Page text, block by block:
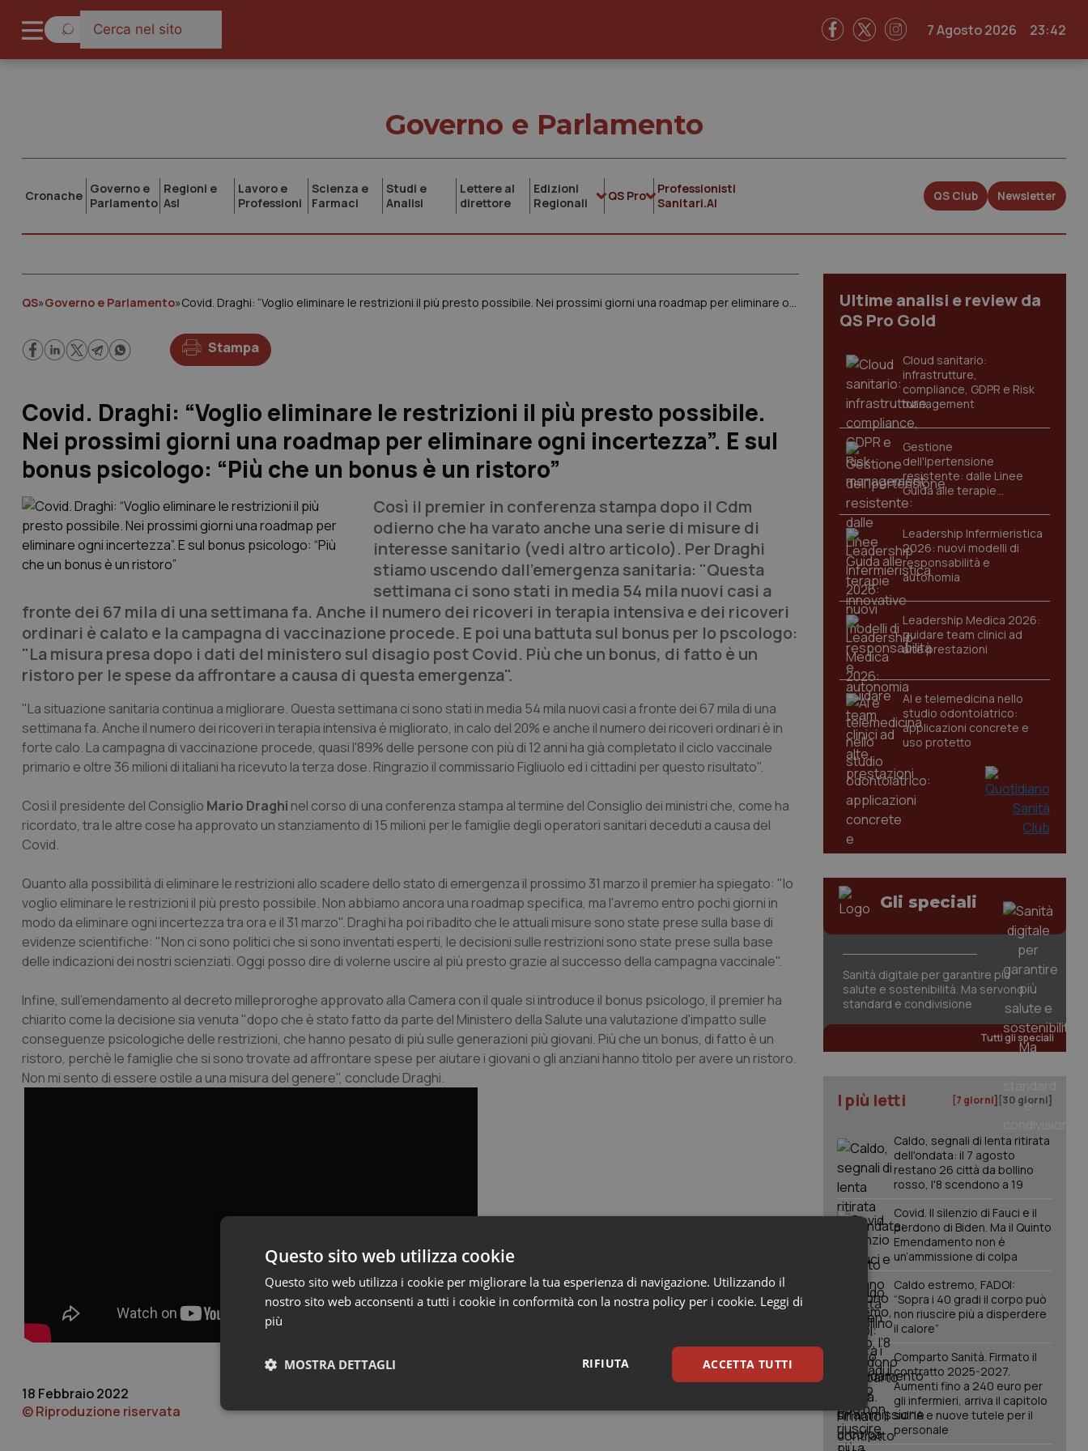
7 Agosto 2026 23:42
Governo e Parlamento
Cronache Governo e
Parlamento
Regioni e
Asl
Lavoro e
Professioni
Scienza e
Farmaci
Studi e
Analisi
Lettere al
direttore
Edizioni
Regionali
QS Pro
Professionisti
Sanitari.AI
QS Club Newsletter
QS»Governo e Parlamento» Covid. Draghi: “Voglio eliminare le restrizioni il più presto possibile. Nei prossimi giorni una roadmap per eliminare ogni incertezza”. E sul bonus psicologo: “Più che un bonus è un ristoro”
Stampa
Covid. Draghi: “Voglio eliminare le restrizioni il più presto possibile.
Nei prossimi giorni una roadmap per eliminare ogni incertezza”. E sul
bonus psicologo: “Più che un bonus è un ristoro”
Così il premier in conferenza stampa dopo il Cdm
odierno che ha varato anche una serie di misure di
interesse sanitario (vedi altro articolo). Per Draghi
stiamo uscendo dall'emergenza sanitaria: "Questa
settimana ci sono stati in media 54 mila nuovi casi a
fronte dei 67 mila di una settimana fa. Anche il numero dei ricoveri in terapia intensiva e dei ricoveri
ordinari è calato e la campagna di vaccinazione procede. E poi una battuta sul bonus per lo pscologo:
"La misura presa dopo i dati del ministero sul disagio post Covid. Più che un bonus, di fatto è un
ristoro per le spese da affrontare a causa di questa emergenza".
"La situazione sanitaria continua a migliorare. Questa settimana ci sono stati in media 54 mila nuovi casi a fronte dei 67 mila di una
settimana fa. Anche il numero dei ricoveri in terapia intensiva è migliorato, in calo del 20% e anche il numero dei ricoveri ordinari è in
forte calo. La campagna di vaccinazione procede, quasi l'89% delle persone con più di 12 anni ha già completato il ciclo vaccinale
primario e oltre 36 milioni di italiani ha ricevuto la terza dose. Ringrazio il commissario Figliuolo ed i cittadini per questo risultato".
Così il presidente del Consiglio Mario Draghi nel corso di una conferenza stampa al termine del Consiglio dei ministri che, come ha
ricordato, tra le altre cose ha approvato un stanziamento di 15 milioni per le famiglie degli operatori sanitari deceduti a causa del
Covid.
Quanto alla possibilità di eliminare le restrizioni allo scadere dello stato di emergenza il prossimo 31 marzo il premier ha spiegato: "Io
voglio eliminare le restrizioni il più presto possibile. Non abbiamo ancora una roadmap specifica, ma l'avremo entro pochi giorni in
modo da eliminare ogni incertezza tra ora e il 31 marzo". Draghi ha poi ribadito che le attuali misure sono state prese sulla base di
evidenze scientifiche: "Non ci sono politici che si sono inventati esperti, le decisioni sulle restrizioni sono state prese sulla base
delle indicazioni dei nostri scienziati. Oggi posso dire di volerne uscire al più presto grazie al successo della campagna vaccinale".
Infine, sull'emendamento al decreto milleproroghe approvato alla Camera con il quale si introduce il bonus psicologo, il premier ha
chiarito come la decisione sia venuta "dopo che è stato fatto da parte del Ministero della Salute una valutazione d'impatto sulle
conseguenze psicologiche delle restrizioni, che hanno pesato di più sulle generazioni più giovani. Più che un bonus, di fatto è un
ristoro, perchè le famiglie che si sono trovate ad affrontare spese per aiutare i giovani o gli anziani hanno titolo per avere un ristoro.
Non mi sento di essere ostile a una misura del genere", conclude Draghi.
18 Febbraio 2022
© Riproduzione riservata
Ultime analisi e review da
QS Pro Gold
Cloud sanitario:
infrastrutture,
compliance, GDPR e Risk
management
Gestione
dell'Ipertensione
resistente: dalle Linee
Guida alle terapie
innovative
Leadership Infermieristica
2026: nuovi modelli di
responsabilità e
autonomia
Leadership Medica 2026:
guidare team clinici ad
alte prestazioni
AI e telemedicina nello
studio odontoiatrico:
applicazioni concrete e
uso protetto
Gli speciali
Sanità digitale per garantire più
salute e sostenibilità. Ma servono
standard e condivisione
Tutti gli speciali
I più letti [7 giorni] [30 giorni]
Caldo, segnali di lenta ritirata
dell'ondata: il 7 agosto
restano 26 città da bollino
rosso, l'8 scendono a 19
Covid. Il silenzio di Fauci e il
perdono di Biden. Ma il Quinto
Emendamento non è
un’ammissione di colpa
Caldo estremo, FADOI:
“Sopra i 40 gradi il corpo può
non riuscire più a disperdere
il calore”
Comparto Sanità. Firmato il
contratto 2025-2027.
Aumenti fino a 240 euro per
gli infermieri, arriva il capitolo
sull'IA e nuove tutele per il
personale
Questo sito web utilizza cookie
Questo sito web utilizza i cookie per migliorare la tua esperienza di navigazione. Utilizzando il
nostro sito web acconsenti a tutti i cookie in conformità con la nostra policy per i cookie. Leggi di
più
ACCETTA TUTTI
RIFIUTA
MOSTRA DETTAGLI
Necessari Statistici Marketing